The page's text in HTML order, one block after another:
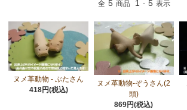
全 5 商品 1 - 5 表示
ヌメ革動物 - ぶたさん
418円(税込)
ヌメ革動物-ぞうさん(2
頭)
869円(税込)